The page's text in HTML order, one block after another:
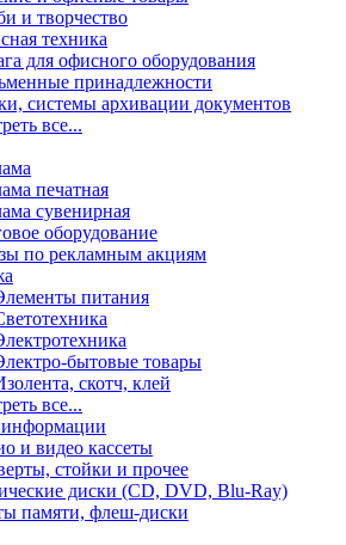
и творчество
техника
для офисного оборудования
принадлежности
системы архивации документов
все...
печатная
сувенирная
оборудование
по рекламным акциям
питания
бытовые товары
скотч, клей
все...
и видео кассеты
стойки и прочее
диски (CD, DVD, Blu-Ray)
памяти, флеш-диски